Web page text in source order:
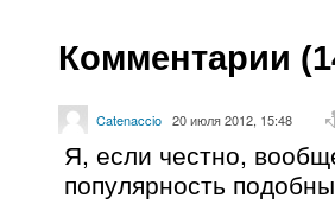
Комментарии (
Catenaccio 20 июля 2012, 15:48
Я, если честно,
популярность